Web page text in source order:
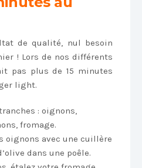
de qualité, nul besoin
! Lors de nos différents
pas plus de 15 minutes
light.
: oignons,
fromage.
oignons avec une cuillère
dans une poêle.